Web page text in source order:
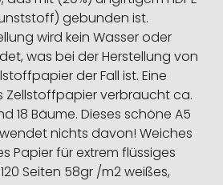
gebunden ist.
wird kein Wasser oder
was bei der Herstellung von
der Fall ist. Eine
Zellstoffpapier verbraucht ca.
18 Bäume. Dieses schöne A5
nichts davon! Weiches
Papier für extrem flüssiges
Seiten 58gr /m2 weißes,